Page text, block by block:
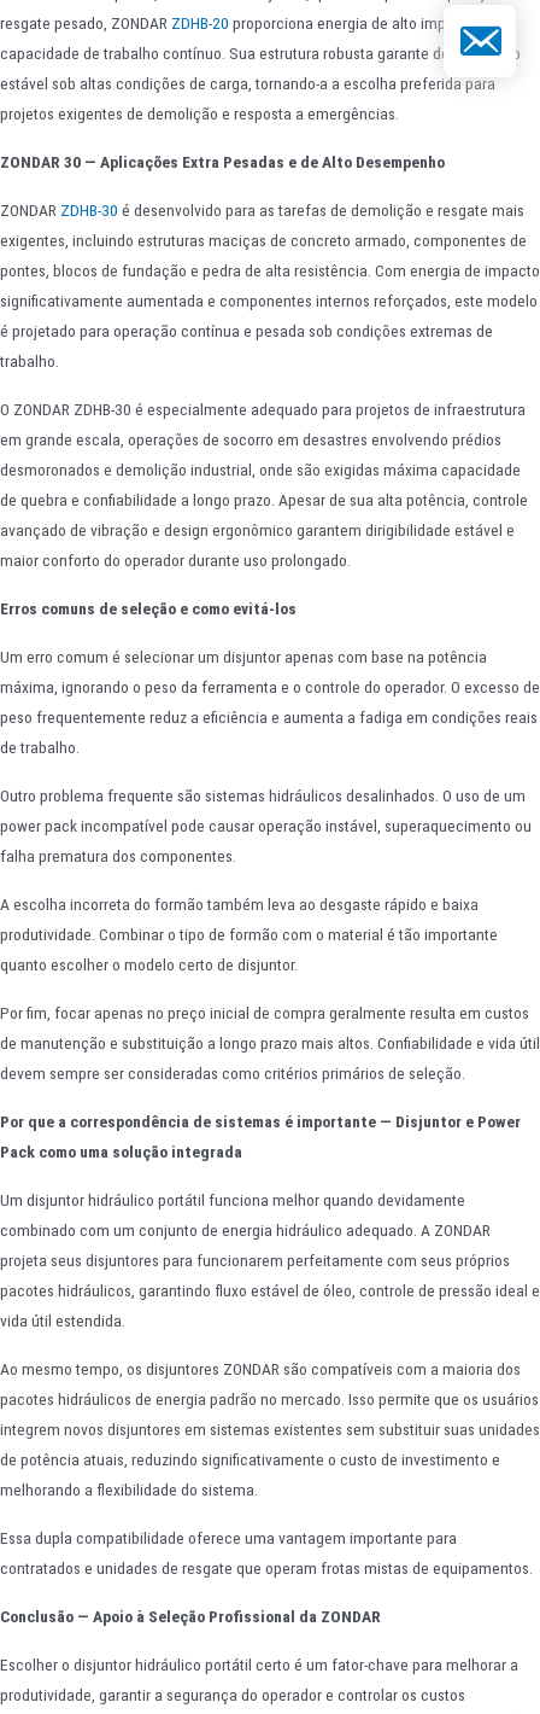
resgate pesado, ZONDAR ZDHB-20 proporciona energia de alto impacto e
capacidade de trabalho contínuo. Sua estrutura robusta garante desempenho
estável sob altas condições de carga, tornando-a a escolha preferida para
projetos exigentes de demolição e resposta a emergências.
ZONDAR 30 — Aplicações Extra Pesadas e de Alto Desempenho
ZONDAR ZDHB-30 é desenvolvido para as tarefas de demolição e resgate mais
exigentes, incluindo estruturas maciças de concreto armado, componentes de
pontes, blocos de fundação e pedra de alta resistência. Com energia de impacto
significativamente aumentada e componentes internos reforçados, este modelo
é projetado para operação contínua e pesada sob condições extremas de
trabalho.
O ZONDAR ZDHB-30 é especialmente adequado para projetos de infraestrutura
em grande escala, operações de socorro em desastres envolvendo prédios
desmoronados e demolição industrial, onde são exigidas máxima capacidade
de quebra e confiabilidade a longo prazo. Apesar de sua alta potência, controle
avançado de vibração e design ergonômico garantem dirigibilidade estável e
maior conforto do operador durante uso prolongado.
Erros comuns de seleção e como evitá-los
Um erro comum é selecionar um disjuntor apenas com base na potência
máxima, ignorando o peso da ferramenta e o controle do operador. O excesso de
peso frequentemente reduz a eficiência e aumenta a fadiga em condições reais
de trabalho.
Outro problema frequente são sistemas hidráulicos desalinhados. O uso de um
power pack incompatível pode causar operação instável, superaquecimento ou
falha prematura dos componentes.
A escolha incorreta do formão também leva ao desgaste rápido e baixa
produtividade. Combinar o tipo de formão com o material é tão importante
quanto escolher o modelo certo de disjuntor.
Por fim, focar apenas no preço inicial de compra geralmente resulta em custos
de manutenção e substituição a longo prazo mais altos. Confiabilidade e vida útil
devem sempre ser consideradas como critérios primários de seleção.
Por que a correspondência de sistemas é importante — Disjuntor e Power
Pack como uma solução integrada
Um disjuntor hidráulico portátil funciona melhor quando devidamente
combinado com um conjunto de energia hidráulico adequado. A ZONDAR
projeta seus disjuntores para funcionarem perfeitamente com seus próprios
pacotes hidráulicos, garantindo fluxo estável de óleo, controle de pressão ideal e
vida útil estendida.
Ao mesmo tempo, os disjuntores ZONDAR são compatíveis com a maioria dos
pacotes hidráulicos de energia padrão no mercado. Isso permite que os usuários
integrem novos disjuntores em sistemas existentes sem substituir suas unidades
de potência atuais, reduzindo significativamente o custo de investimento e
melhorando a flexibilidade do sistema.
Essa dupla compatibilidade oferece uma vantagem importante para
contratados e unidades de resgate que operam frotas mistas de equipamentos.
Conclusão — Apoio à Seleção Profissional da ZONDAR
Escolher o disjuntor hidráulico portátil certo é um fator-chave para melhorar a
produtividade, garantir a segurança do operador e controlar os custos
E-mail